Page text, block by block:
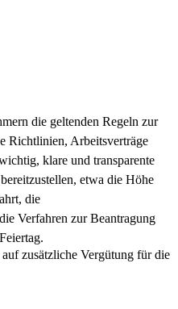
die geltenden Regeln zur
Richtlinien, Arbeitsverträge
klare und transparente
etwa die Höhe
die
Verfahren zur Beantragung
zusätzliche Vergütung für die